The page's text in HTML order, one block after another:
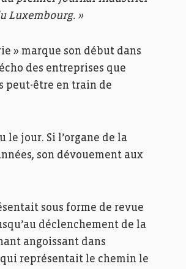
Luxembourg. »
» marque son début dans
des entreprises que
peut-être en train de
le jour. Si l’organe de la
son dévouement aux
sous forme de revue
déclenchement de la
angoissant dans
qui représentait le chemin le